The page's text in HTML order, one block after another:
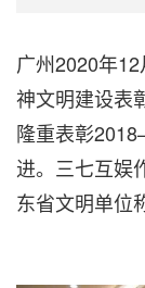
广州2020年
神文明建设表
隆重表彰
进。三七互娱
东省文明单位